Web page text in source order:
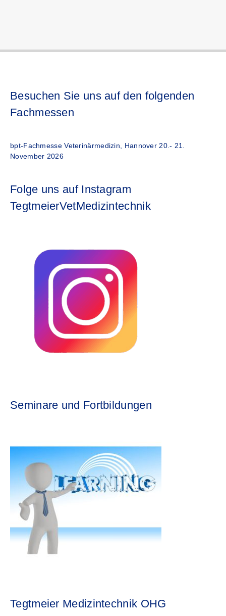
Besuchen Sie uns auf den folgenden
Fachmessen
bpt-Fachmesse Veterinärmedizin, Hannover 20.- 21.
November 2026
Folge uns auf Instagram
TegtmeierVetMedizintechnik
Seminare und Fortbildungen
Tegtmeier Medizintechnik OHG